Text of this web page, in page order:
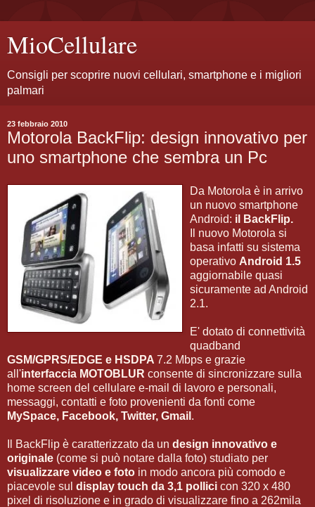
MioCellulare
Consigli per scoprire nuovi cellulari, smartphone e i migliori
palmari
23 febbraio 2010
Motorola BackFlip: design innovativo per
uno smartphone che sembra un Pc
Da Motorola è in arrivo
un nuovo smartphone
Android: il BackFlip.
Il nuovo Motorola si
basa infatti su sistema
operativo Android 1.5
aggiornabile quasi
sicuramente ad Android
2.1.
E' dotato di connettività
quadband
GSM/GPRS/EDGE e HSDPA 7.2 Mbps e grazie
all'interfaccia MOTOBLUR consente di sincronizzare sulla
home screen del cellulare e-mail di lavoro e personali,
messaggi, contatti e foto provenienti da fonti come
MySpace, Facebook, Twitter, Gmail .
Il BackFlip è caratterizzato da un design innovativo e
originale (come si può notare dalla foto) studiato per
visualizzare video e foto in modo ancora più comodo e
piacevole sul display touch da 3,1 pollici con 320 x 480
pixel di risoluzione e in grado di visualizzare fino a 262mila